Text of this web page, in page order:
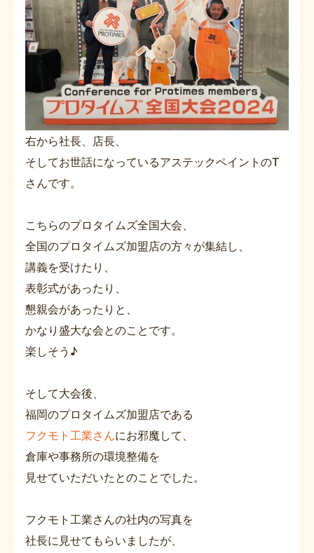
右から社長、店長、
そしてお世話になっているアステックペイントのT
さんです。
こちらのプロタイムズ全国大会、
全国のプロタイムズ加盟店の方々が集結し、
講義を受けたり、
表彰式があったり、
懇親会があったりと、
かなり盛大な会とのことです。
楽しそう♪
そして大会後、
福岡のプロタイムズ加盟店である
フクモト工業さんにお邪魔して、
倉庫や事務所の環境整備を
見せていただいたとのことでした。
フクモト工業さんの社内の写真を
社長に見せてもらいましたが、